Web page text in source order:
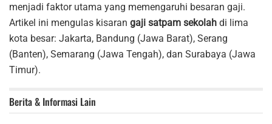
menjadi faktor utama yang memengaruhi besaran gaji.
Artikel ini mengulas kisaran gaji satpam sekolah di lima
kota besar: Jakarta, Bandung (Jawa Barat), Serang
(Banten), Semarang (Jawa Tengah), dan Surabaya (Jawa
Timur).
Berita & Informasi Lain